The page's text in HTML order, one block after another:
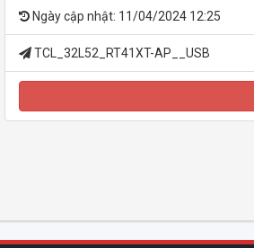
Ngày cập nhật: 11/04/2024 12:25
TCL_32L52_RT41XT-AP__USB